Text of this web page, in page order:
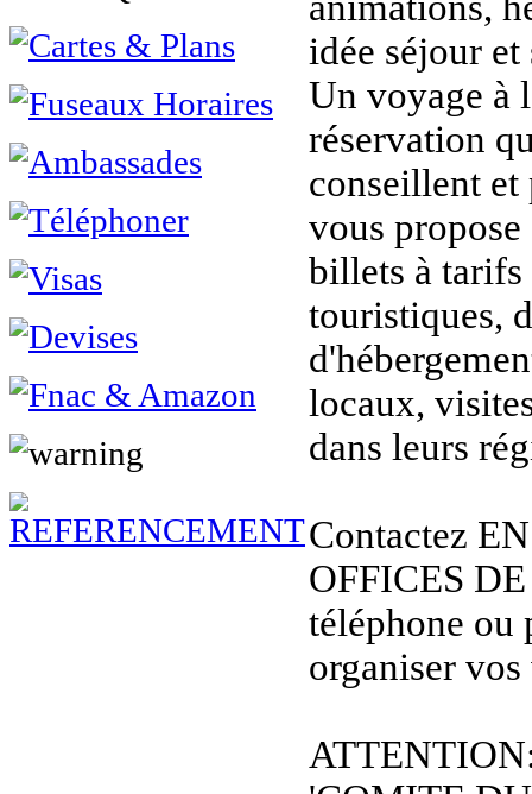
idée séjour et
Un voyage à
réservation
conseillent et
vous
billets à
touristiques,
locaux,
dans leurs
Contactez
OFFICES
téléphone ou
organiser